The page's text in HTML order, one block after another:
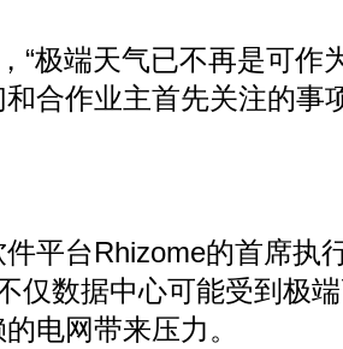
端天气已不再是可作
合作业主首先关注的事
台Rhizome的首席执
仅数据中心可能受到极
电网带来压力。